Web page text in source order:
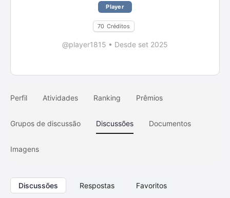
Player
70 Créditos
@player1815 • Desde set 2025
Perfil Atividades Ranking Prêmios
Grupos de discussão Discussões Documentos
Imagens
Discussões Respostas Favoritos